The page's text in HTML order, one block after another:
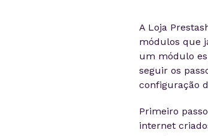
A Loja
módulos que
um módulo
seguir os
configuração
Primeiro
internet